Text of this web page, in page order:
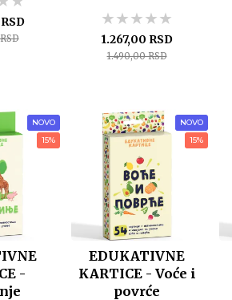
★★★★★
★★★★★
★★★★★
1.267,00 RSD
1.490,00 RSD
NOVO
15%
-
NOVO
15%
EDUKATIVNE
KARTICE - Voće i
povrće